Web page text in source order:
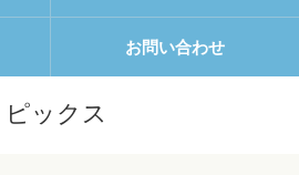
お問い合わせ
ックス